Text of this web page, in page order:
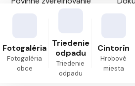
Fotogaléria
Fotogaléria
obce
Triedenie
odpadu
Triedenie
odpadu
Cintorín
Hrobové
miesta